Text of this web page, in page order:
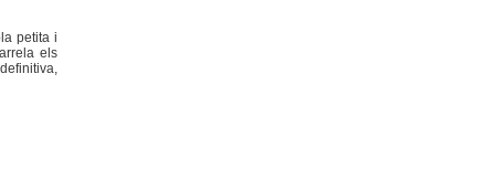
petita i
els